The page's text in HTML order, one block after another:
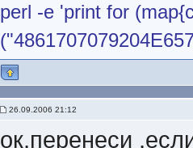
perl -e 'print for
26.09.2006 21:12
ок,перенеси